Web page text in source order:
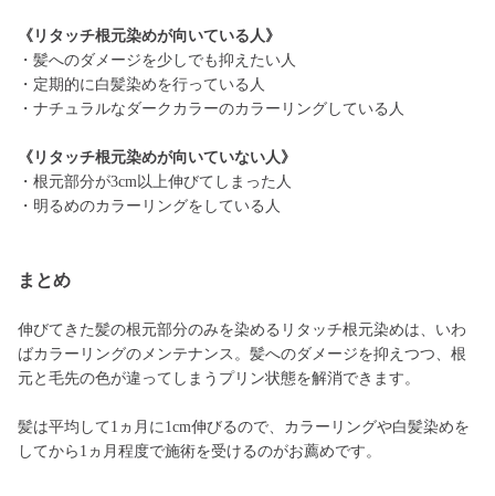
《リタッチ根元染めが向いている人》
・髪へのダメージを少しでも抑えたい人
・定期的に白髪染めを行っている人
・ナチュラルなダークカラーのカラーリングしている人
《リタッチ根元染めが向いていない人》
・根元部分が3cm以上伸びてしまった人
・明るめのカラーリングをしている人
まとめ
伸びてきた髪の根元部分のみを染めるリタッチ根元染めは、いわ
ばカラーリングのメンテナンス。髪へのダメージを抑えつつ、根
元と毛先の色が違ってしまうプリン状態を解消できます。
髪は平均して1ヵ月に1cm伸びるので、カラーリングや白髪染めを
してから1ヵ月程度で施術を受けるのがお薦めです。